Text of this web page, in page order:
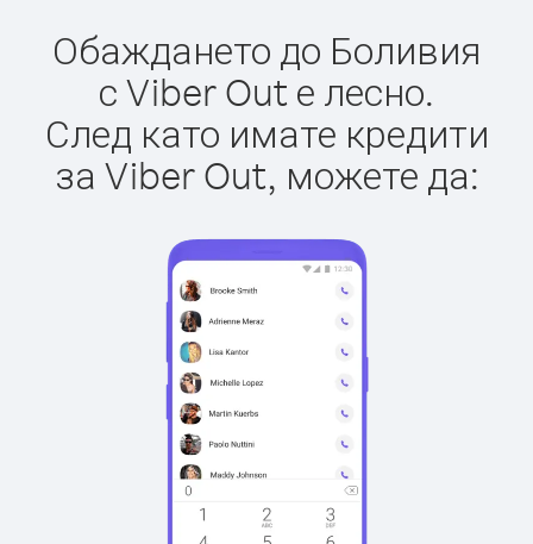
Обаждането до Боливия
с Viber Out е лесно.
След като имате кредити
за Viber Out, можете да: